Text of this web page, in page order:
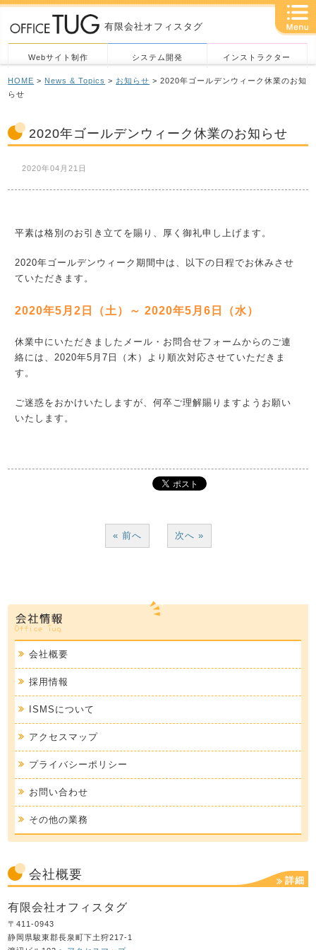
有限会社オフィスタグ
Webサイト制作 システム開発 インストラクター
HOME > News & Topics > お知らせ > 2020年ゴールデンウィーク休業のお知
らせ
2020年ゴールデンウィーク休業のお知らせ
2020年04月21日
平素は格別のお引き立てを賜り、厚く御礼申し上げます。
2020年ゴールデンウィーク期間中は、以下の日程でお休みさせ
ていただきます。
2020年5月2日（土）～ 2020年5月6日（水）
休業中にいただきましたメール・お問合せフォームからのご連
絡には、2020年5月7日（木）より順次対応させていただきま
す。
ご迷惑をおかけいたしますが、何卒ご理解賜りますようお願い
いたします。
« 前へ 次へ »
会社概要
採用情報
ISMSについて
アクセスマップ
プライバシーポリシー
お問い合わせ
その他の業務
会社概要 詳細
有限会社オフィスタグ
〒411-0943
静岡県駿東郡長泉町下土狩217-1